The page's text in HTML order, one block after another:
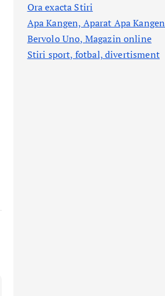
Ora exacta Stiri
Apa Kangen, Aparat Apa Kangen
Bervolo Uno, Magazin online
Stiri sport, fotbal,divertisment